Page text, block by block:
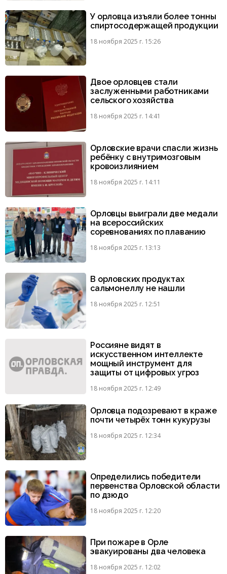
У орловца изъяли более тонны
спиртосодержащей продукции
18 ноября 2025 г. 15:26
Двое орловцев стали
заслуженными работниками
сельского хозяйства
18 ноября 2025 г. 14:41
Орловские врачи спасли жизнь
ребёнку с внутримозговым
кровоизлиянием
18 ноября 2025 г. 14:11
Орловцы выиграли две медали
на всероссийских
соревнованиях по плаванию
18 ноября 2025 г. 13:13
В орловских продуктах
сальмонеллу не нашли
18 ноября 2025 г. 12:51
Россияне видят в
искусственном интеллекте
мощный инструмент для
защиты от цифровых угроз
18 ноября 2025 г. 12:49
Орловца подозревают в краже
почти четырёх тонн кукурузы
18 ноября 2025 г. 12:34
Определились победители
первенства Орловской области
по дзюдо
18 ноября 2025 г. 12:20
При пожаре в Орле
эвакуированы два человека
18 ноября 2025 г. 12:02